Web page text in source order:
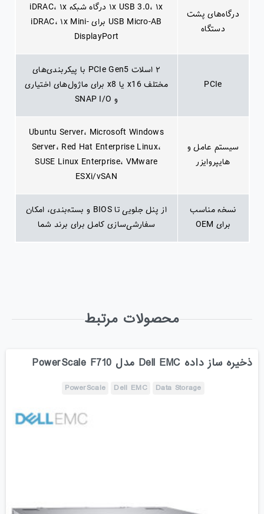
درگاه‌های پشت
دستگاه
۱x USB 3.0، ۱x درگاه شبکه iDRAC، ۱x
USB Micro-AB برای iDRAC، ۱x Mini-
DisplayPort
PCIe
۲ اسلات PCIe Gen5 با پیکربندی‌های
مختلف x16 یا x8 برای ماژول‌های اختیاری
و SNAP I/O
سیستم عامل و
هایپروایزر
Ubuntu Server، Microsoft Windows
Server، Red Hat Enterprise Linux،
SUSE Linux Enterprise، VMware
ESXi/vSAN
نسخه مناسب
برای OEM
از پنل جلویی تا BIOS و بسته‌بندی، امکان
سفارشی‌سازی کامل برای برند شما
محصولات مرتبط
ذخیره ساز داده Dell EMC مدل PowerScale F710
Data Storage
Dell EMC
PowerScale